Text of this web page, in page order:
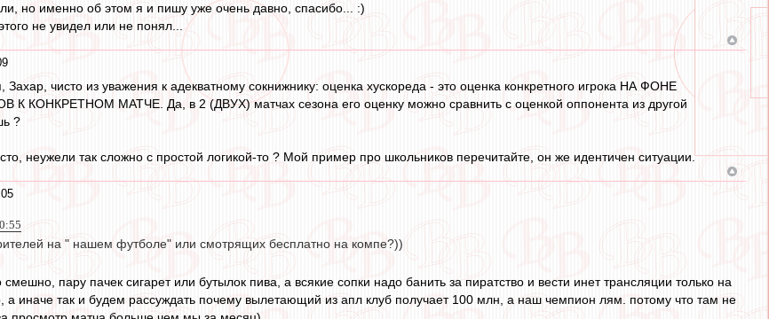
но именно об этом я и пишу уже очень давно, спасибо... :)
не увидел или не понял...
чисто из уважения к адекватному сокнижнику: оценка хускореда - это оценка конкретного игрока НА ФОНЕ
КОНКРЕТНОМ МАТЧЕ. Да, в 2 (ДВУХ) матчах сезона его оценку можно сравнить с оценкой оппонента из другой
?
неужели так сложно с простой логикой-то ? Мой пример про школьников перечитайте, он же идентичен ситуации.
на " нашем футболе" или смотрящих бесплатно на компе?))
смешно, пару пачек сигарет или бутылок пива, а всякие сопки надо банить за пиратство и вести инет трансляции только на
а иначе так и будем рассуждать почему вылетающий из апл клуб получает 100 млн, а наш чемпион лям. потому что там не